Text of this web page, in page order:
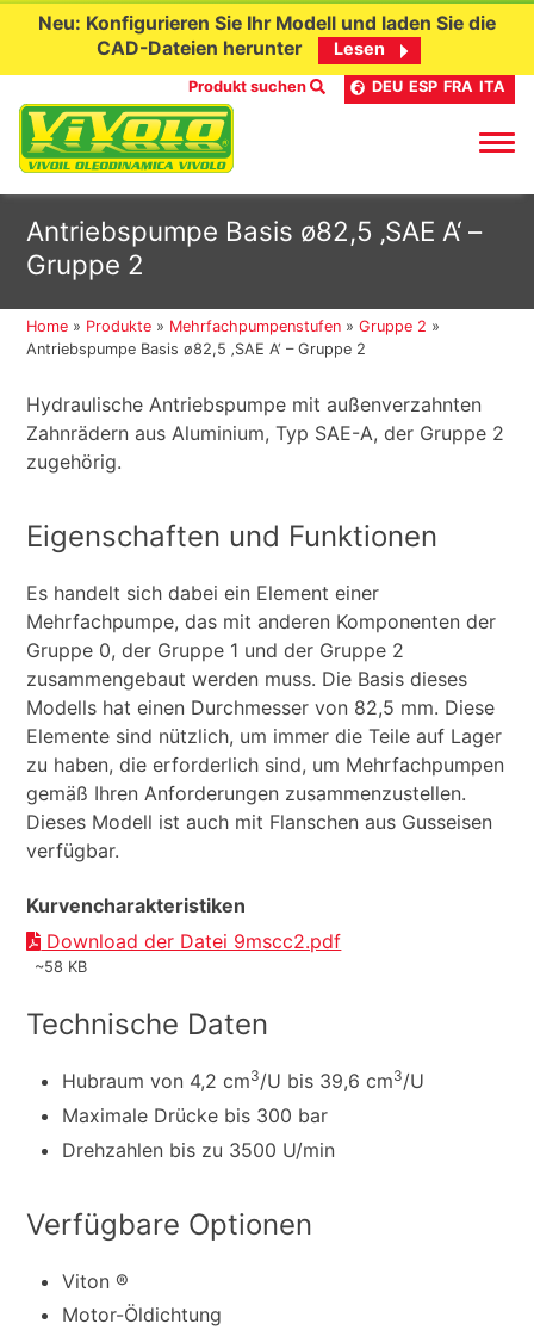
content
Neu: Konfigurieren Sie Ihr Modell und laden Sie die
CAD-Dateien herunter
Lesen
Produkt suchen DEU ESP FRA ITA
Antriebspumpe Basis ø82,5 ‚SAE A‘ –
Gruppe 2
Home » Produkte » Mehrfachpumpenstufen »Gruppe 2 »
Antriebspumpe Basis ø82,5 ‚SAE A‘ – Gruppe 2
Hydraulische Antriebspumpe mit außenverzahnten
Zahnrädern aus Aluminium, Typ SAE-A, der Gruppe 2
zugehörig.
Eigenschaften und Funktionen
Es handelt sich dabei ein Element einer
Mehrfachpumpe, das mit anderen Komponenten der
Gruppe 0, der Gruppe 1 und der Gruppe 2
zusammengebaut werden muss. Die Basis dieses
Modells hat einen Durchmesser von 82,5 mm. Diese
Elemente sind nützlich, um immer die Teile auf Lager
zu haben, die erforderlich sind, um Mehrfachpumpen
gemäß Ihren Anforderungen zusammenzustellen.
Dieses Modell ist auch mit Flanschen aus Gusseisen
verfügbar.
Kurvencharakteristiken
Download der Datei 9mscc2.pdf
~58 KB
Technische Daten
Hubraum von 4,2 cm3/U bis 39,6 cm3/U
Maximale Drücke bis 300 bar
Drehzahlen bis zu 3500 U/min
Verfügbare Optionen
Viton ®
Motor-Öldichtung